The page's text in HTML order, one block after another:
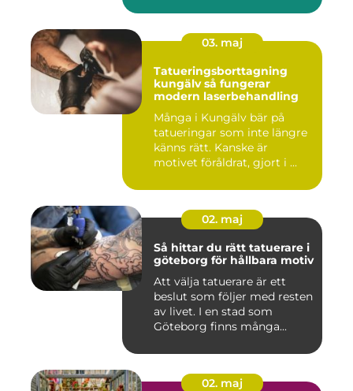
03. maj
Tatueringsborttagning
kungälv så fungerar
modern laserbehandling
Många i Kungälv bär på
tatueringar som inte längre
känns rätt. Kanske är
motivet föråldrat, gjort i ...
02. maj
Så hittar du rätt tatuerare i
göteborg för hållbara motiv
Att välja tatuerare är ett
beslut som följer med resten
av livet. I en stad som
Göteborg finns många...
02. maj